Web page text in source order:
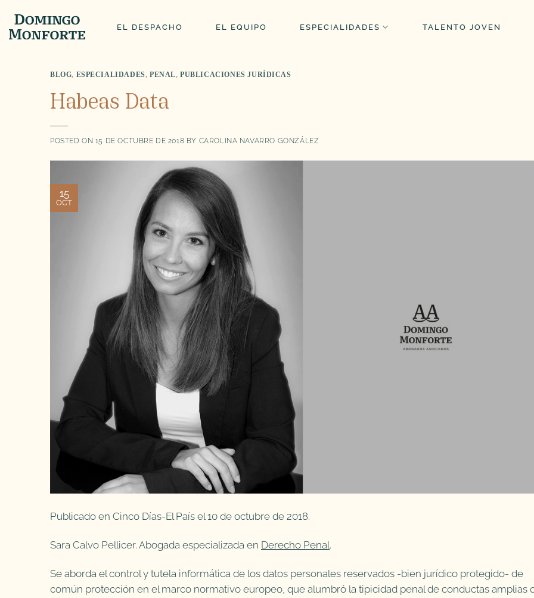
contenido
EL DESPACHO EL EQUIPO ESPECIALIDADES TALENTO JOVEN
BLOG, ESPECIALIDADES, PENAL,PUBLICACIONES JURÍDICAS
Habeas Data
POSTED ON 15 DE OCTUBRE DE 2018 BY CAROLINA NAVARRO GONZÁLEZ
15
OCT
Publicado en Cinco Días-El País el 10 de octubre de 2018.
Sara Calvo Pellicer. Abogada especializada en Derecho Penal.
Se aborda el control y tutela informática de los datos personales reservados -bien jurídico protegido- de
común protección en el marco normativo europeo, que alumbró la tipicidad penal de conductas amplias